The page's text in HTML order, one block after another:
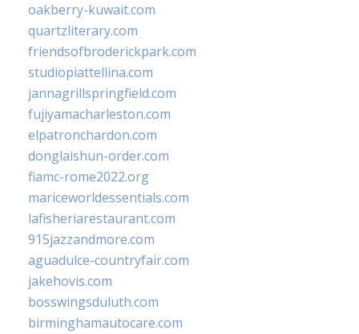
oakberry-kuwait.com
quartzliterary.com
friendsofbroderickpark.com
studiopiattellina.com
jannagrillspringfield.com
fujiyamacharleston.com
elpatronchardon.com
donglaishun-order.com
fiamc-rome2022.org
mariceworldessentials.com
lafisheriarestaurant.com
915jazzandmore.com
aguadulce-countryfair.com
jakehovis.com
bosswingsduluth.com
birminghamautocare.com